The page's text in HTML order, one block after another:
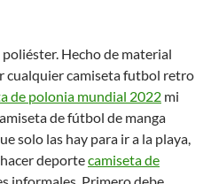
Hecho de material
cualquier camiseta futbol retro
de polonia mundial 2022 mi
de fútbol de manga
solo las hay para ir a la playa,
hacer deportecamiseta de